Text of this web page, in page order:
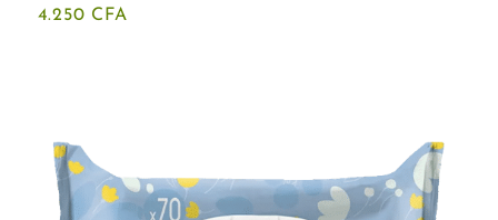
4.250 CFA